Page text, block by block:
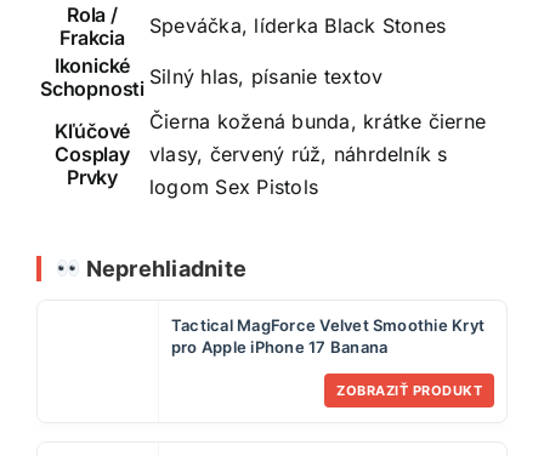
Rola /
Frakcia
Speváčka, líderka Black Stones
Ikonické
Schopnosti Silný hlas, písanie textov
Kľúčové
Cosplay
Prvky
Čierna kožená bunda, krátke čierne
vlasy, červený rúž, náhrdelník s
logom Sex Pistols
Neprehliadnite
Tactical MagForce Velvet Smoothie Kryt
pro Apple iPhone 17 Banana
ZOBRAZIŤ PRODUKT